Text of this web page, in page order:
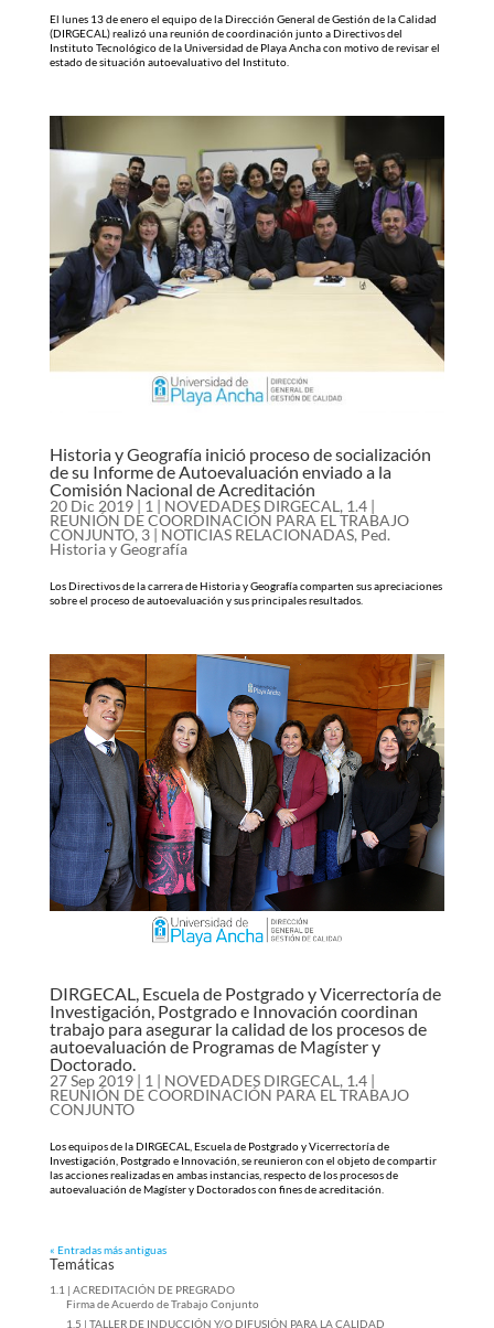
El lunes 13 de enero el equipo de la Dirección General de Gestión de la Calidad
(DIRGECAL) realizó una reunión de coordinación junto a Directivos del
Instituto Tecnológico de la Universidad de Playa Ancha con motivo de revisar el
estado de situación autoevaluativo del Instituto.
Historia y Geografía inició proceso de socialización
de su Informe de Autoevaluación enviado a la
Comisión Nacional de Acreditación
20 Dic 2019| 1 | NOVEDADES DIRGECAL , 1.4 |
REUNIÓN DE COORDINACIÓN PARA EL TRABAJO
CONJUNTO, 3 | NOTICIAS RELACIONADAS, Ped.
Historia y Geografía
Los Directivos de la carrera de Historia y Geografía comparten sus apreciaciones
sobre el proceso de autoevaluación y sus principales resultados.
DIRGECAL, Escuela de Postgrado y Vicerrectoría de
Investigación, Postgrado e Innovación coordinan
trabajo para asegurar la calidad de los procesos de
autoevaluación de Programas de Magíster y
Doctorado.
27 Sep 2019| 1 | NOVEDADES DIRGECAL , 1.4 |
REUNIÓN DE COORDINACIÓN PARA EL TRABAJO
CONJUNTO
Los equipos de la DIRGECAL, Escuela de Postgrado y Vicerrectoría de
Investigación, Postgrado e Innovación, se reunieron con el objeto de compartir
las acciones realizadas en ambas instancias, respecto de los procesos de
autoevaluación de Magíster y Doctorados con fines de acreditación.
« Entradas más antiguas
Temáticas
1.1 | ACREDITACIÓN DE PREGRADO
Firma de Acuerdo de Trabajo Conjunto
1.5 | TALLER DE INDUCCIÓN Y/O DIFUSIÓN PARA LA CALIDAD